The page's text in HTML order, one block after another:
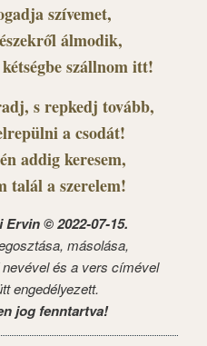
szívemet,
álmodik,
szállnom itt!
s repkedj tovább,
a csodát!
addig keresem,
talál a szerelem!
© 2022-07-15.
másolása,
és a vers címével
engedélyezett.
jog fenntartva!